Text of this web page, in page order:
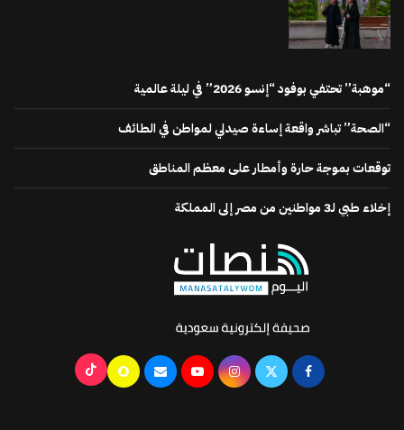
“موهبة” تحتفي بوفود “إنسو 2026” في ليلة عالمية
“الصحة” تباشر واقعة إساءة صيدلي لمواطن في الطائف
توقعات بموجة حارة وأمطار على معظم المناطق
إخلاء طبي لـ3 مواطنين من مصر إلى المملكة